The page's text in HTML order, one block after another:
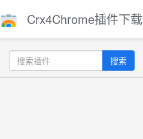
Crx4Chrome插件下载
搜索